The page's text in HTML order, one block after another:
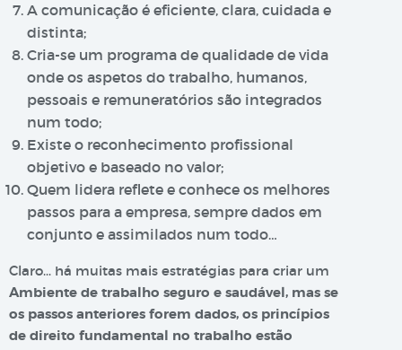
A comunicação é eficiente, clara, cuidada e
distinta;
Cria-se um programa de qualidade de vida
onde os aspetos do trabalho, humanos,
pessoais e remuneratórios são integrados
num todo;
Existe o reconhecimento profissional
objetivo e baseado no valor;
Quem lidera reflete e conhece os melhores
passos para a empresa, sempre dados em
conjunto e assimilados num todo…
Claro… há muitas mais estratégias para criar um
Ambiente de trabalho seguro e saudável, mas se
os passos anteriores forem dados, os princípios
de direito fundamental no trabalho estão